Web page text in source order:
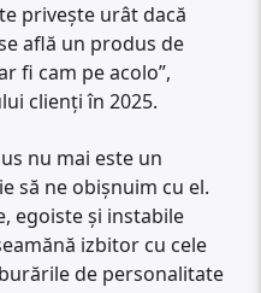
privește urât dacă
află un produs de
fi cam pe acolo”,
clienți în 2025.
nu mai este un
să ne obișnuim cu el.
egoiste și instabile
izbitor cu cele
de personalitate